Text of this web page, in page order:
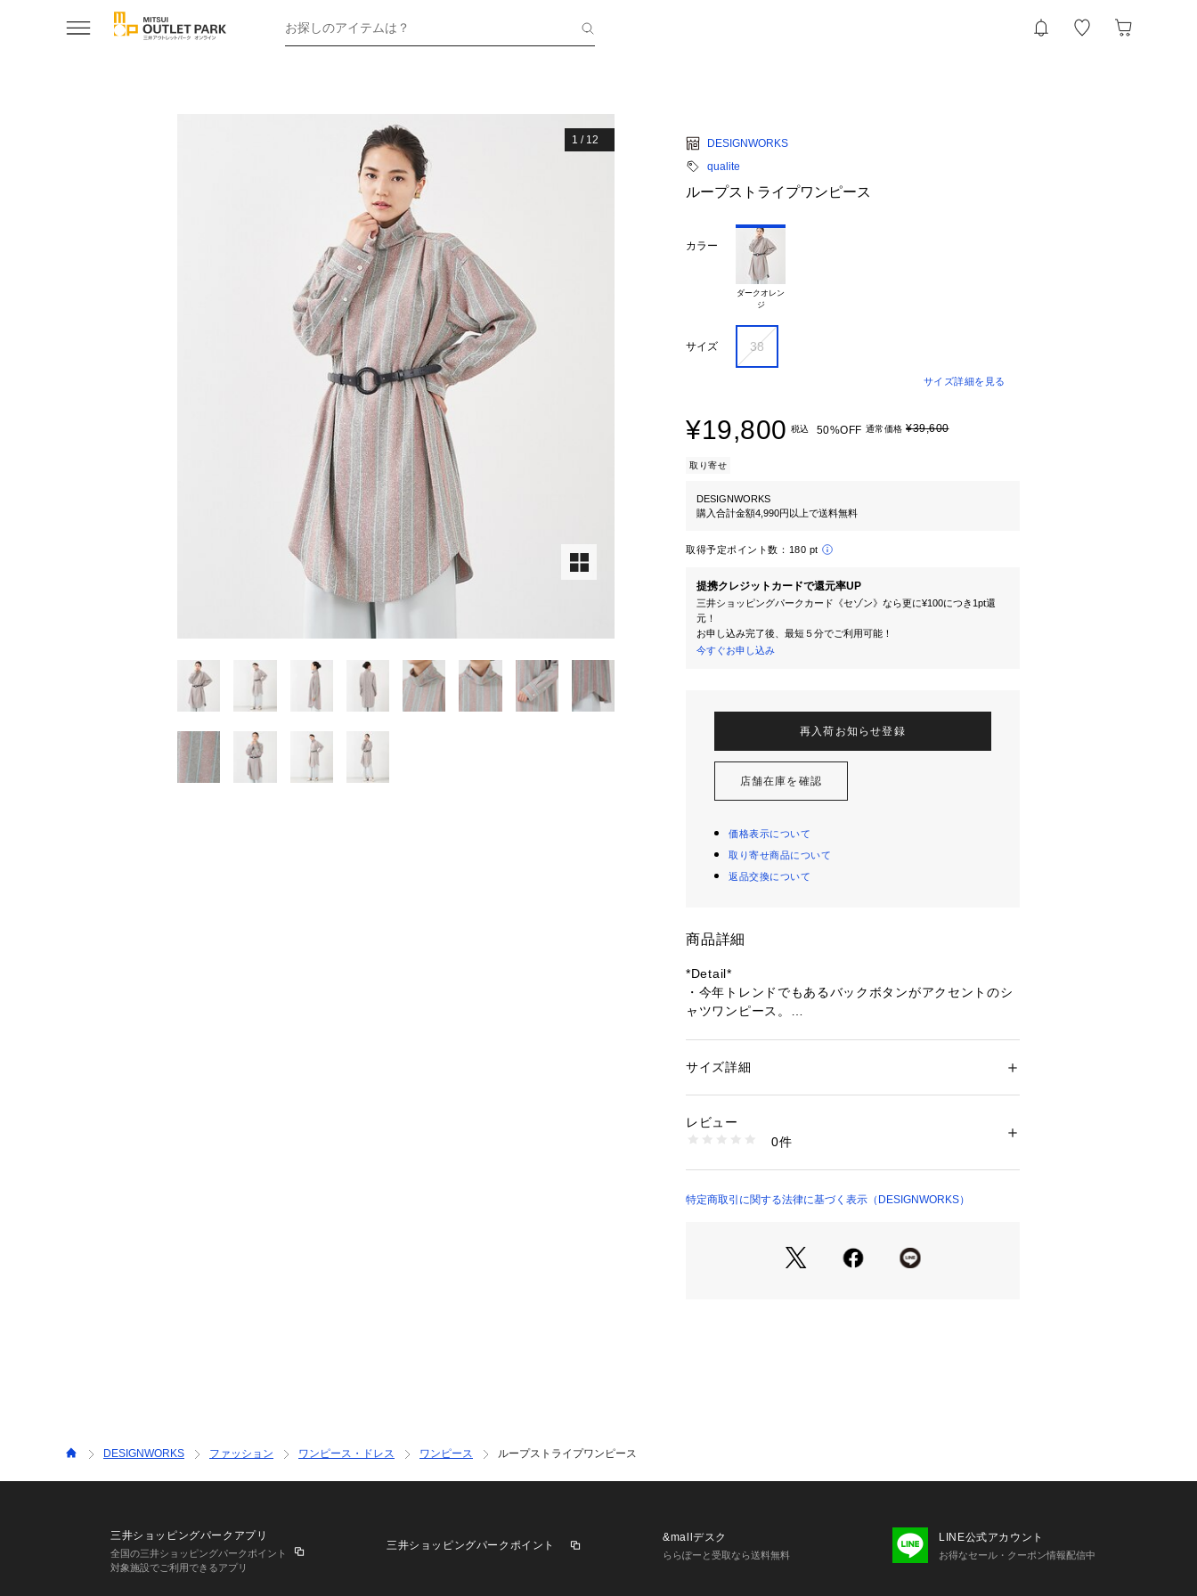
お探しのアイテムは？
1 / 12
DESIGNWORKS
qualite
ループストライプワンピース
カラー
ダークオレン
ジ
サイズ 38
サイズ詳細を見る
¥19,800 税込 50%OFF 通常価格 ¥39,600
取り寄せ
DESIGNWORKS
購入合計金額4,990円以上で送料無料
取得予定ポイント数： 180 pt
提携クレジットカードで還元率UP
三井ショッピングパークカード《セゾン》なら更に¥100につき1pt還
元！
お申し込み完了後、最短５分でご利用可能！
今すぐお申し込み
再入荷お知らせ登録
店舗在庫を確認
価格表示について
取り寄せ商品について
返品交換について
商品詳細
*Detail*
・今年トレンドでもあるバックボタンがアクセントのシ
ャツワンピース。
・肩のタックが程よい立体感を出し、ボディラインを美
*Coordinate*
レイヤードやアレンジを楽しめ、幅広いコーディネート
性別：レディース
生産国：日本
洗濯：手洗い可
い
32390090010 （ショップ）
サイズ詳細
レビュー
0件
特定商取引に関する法律に基づく表示（DESIGNWORKS）
DESIGNWORKS ファッション ワンピース・ドレス ワンピース ループストライプワンピース
三井ショッピングパークアプリ
全国の三井ショッピングパークポイント
対象施設でご利用できるアプリ
三井ショッピングパークポイント
&mallデスク
ららぽーと受取なら送料無料
LINE公式アカウント
お得なセール・クーポン情報配信中